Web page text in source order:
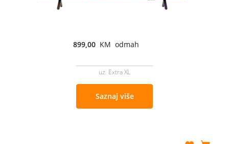
899,00 KM odmah
uz Extra XL
Saznaj više